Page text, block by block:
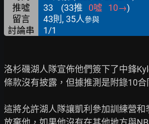
推噓 33 (33推 0噓 10→)
留言
43則, 35人參與
討論串 1/1
洛杉磯湖人隊宣佈他們簽下了中鋒
條款沒有披露，但據推測是附錄10合
這將允許湖人隊讓凱利參加訓練營和